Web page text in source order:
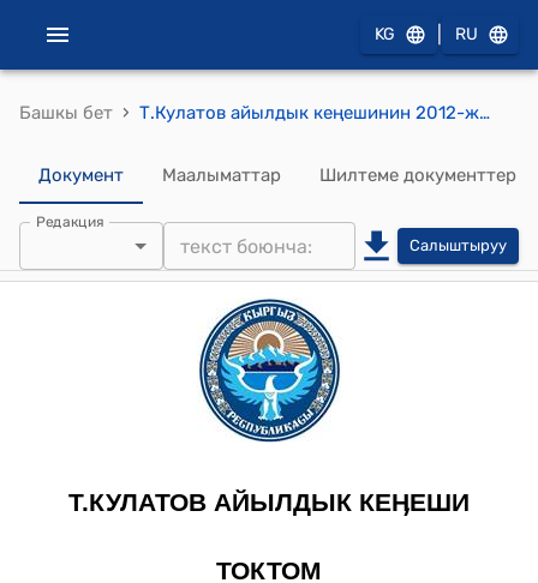
KG RU
Башкы бет › Т.Кулатов айылдык кеңешинин 2012-жылдын 02-октябрындагы № 41-2 "«Туштук-Кыргыз-Цемент ЖАКна» конвейер бункеринин лентасынын жанынан 2 га жер аянтын майдаланган аки таш сырьесун жыйууга жер аянтын пайдаланууга ажыратып берүү боюнча" токтому
Документ Маалыматтар Шилтеме документтер
Редакция
Салыштыруу